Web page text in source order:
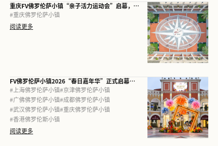
重庆FV佛罗伦萨小镇“亲子活力运动会”启幕，以娱购体验践行儿童友好理念
#重庆佛罗伦萨小镇
阅读更多
FV佛罗伦萨小镇2026“春日嘉年华”正式启幕： 七城联动，点亮春日“微度假”新灵感
# 上海佛罗伦萨小镇#京津佛罗伦萨小镇
#广佛佛罗伦萨小镇#成都佛罗伦萨小镇
#武汉佛罗伦萨小镇#重庆佛罗伦萨小镇
#香港佛罗伦斯小镇
阅读更多